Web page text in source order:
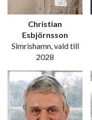
Christian
Esbjörnsson
Simrishamn, vald till
2028